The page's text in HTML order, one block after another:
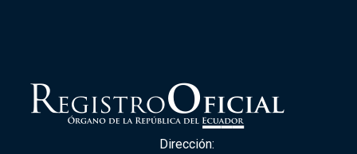
Dirección: